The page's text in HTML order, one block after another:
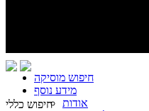
חיפוש מוסיקה
מידע נוסף
אודות
חיפוש כללי